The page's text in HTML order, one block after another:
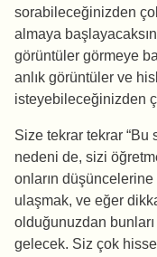
sorabileceğinizden
almaya
görüntüler görmeye
anlık görüntüler ve
isteyebileceğinizden
Size tekrar tekrar
nedeni de, sizi
onların
ulaşmak, ve eğer
olduğunuzdan
gelecek. Siz çok